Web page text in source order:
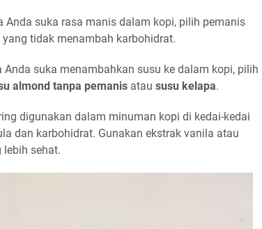
Anda suka rasa manis dalam kopi, pilih pemanis
tidak menambah karbohidrat.
Anda suka menambahkan susu ke dalam kopi, pilih
almond tanpa pemanis atau susu kelapa.
digunakan dalam minuman kopi di kedai-kedai
dan karbohidrat. Gunakan ekstrak vanila atau
sehat.